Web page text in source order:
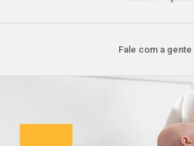
Fale com a gente